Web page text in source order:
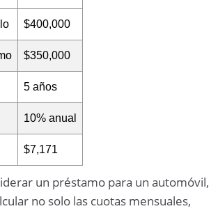
$400,000
$350,000
5 años
10% anual
$7,171
un préstamo para un automóvil,
no solo las cuotas mensuales,